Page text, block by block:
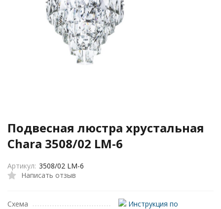
Подвесная люстра хрустальная
Chara 3508/02 LM-6
Написать отзыв
Артикул: 3508/02 LM-6
Схема
Инструкция по